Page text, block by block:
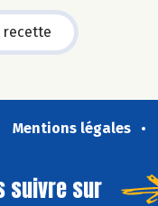
Mentions légales
suivre sur